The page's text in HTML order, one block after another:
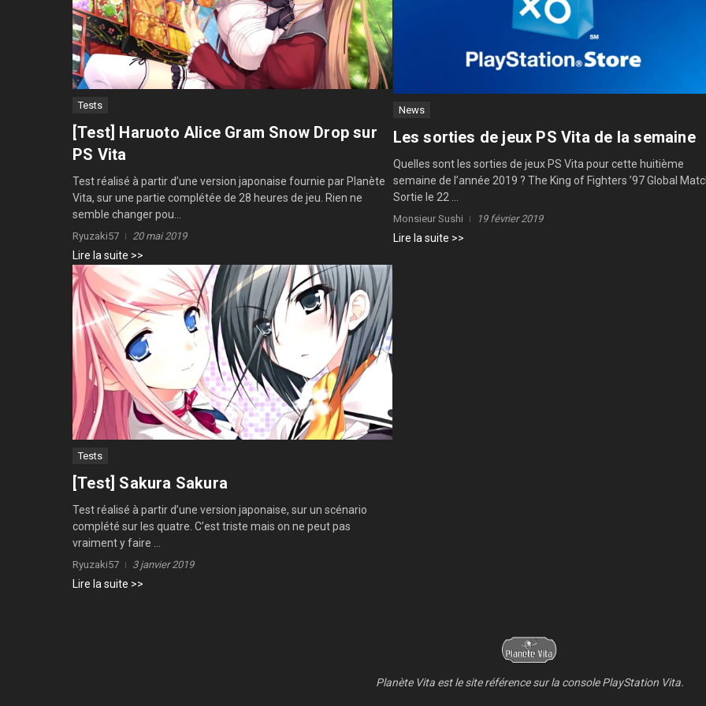
Tests
[Test] Haruoto Alice Gram Snow Drop sur
PS Vita
Test réalisé à partir d’une version japonaise fournie par Planète
Vita, sur une partie complétée de 28 heures de jeu. Rien ne
semble changer pou...
Ryuzaki57 20 mai 2019
Lire la suite >>
News
Les sorties de jeux PS Vita de la semaine
Quelles sont les sorties de jeux PS Vita pour cette huitième
semaine de l’année 2019 ? The King of Fighters ’97 Global
Sortie le 22 ...
Monsieur Sushi 19 février 2019
Lire la suite >>
Tests
[Test] Sakura Sakura
Test réalisé à partir d’une version japonaise, sur un scénario
complété sur les quatre. C’est triste mais on ne peut pas
vraiment y faire ...
Ryuzaki57 3 janvier 2019
Lire la suite >>
Planète Vita est le site référence sur la console PlayStation Vita.